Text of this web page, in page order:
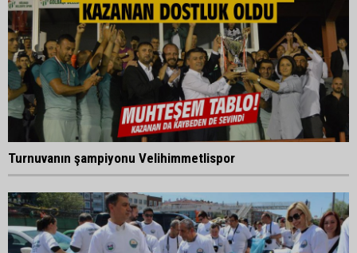
Turnuvanın şampiyonu Velihimmetlispor